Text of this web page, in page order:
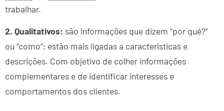
trabalhar.
2. Qualitativos: são informações que dizem “por quê?”
ou “como”; estão mais ligadas a características e
descrições. Com objetivo de colher informações
complementares e de identificar interesses e
comportamentos dos clientes.